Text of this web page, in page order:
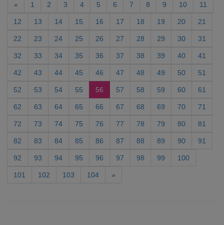
«
1 2 3 4 5 6 7 8 9 10 11
12 13 14 15 16 17 18 19 20 21
22 23 24 25 26 27 28 29 30 31
32 33 34 35 36 37 38 39 40 41
42 43 44 45 46 47 48 49 50 51
52 53 54 55 56 57 58 59 60 61
62 63 64 65 66 67 68 69 70 71
72 73 74 75 76 77 78 79 80 81
82 83 84 85 86 87 88 89 90 91
92 93 94 95 96 97 98 99 100
101 102 103 104 »